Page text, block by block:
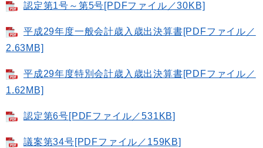
認定第1号～第5号[PDFファイル／30KB]
平成29年度一般会計歳入歳出決算書[PDFファイル／
2.63MB]
平成29年度特別会計歳入歳出決算書[PDFファイル／
1.62MB]
認定第6号[PDFファイル／531KB]
議案第34号[PDFファイル／159KB]